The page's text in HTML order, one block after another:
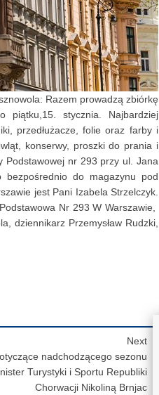
Razem prowadzą zbiórkę
stycznia. Najbardziej
przedłużacze, folie oraz farby i
konserwy, proszki do prania i
Podstawowej nr 293 przy ul. Jana
do magazynu pod
jest Pani Izabela Strzelczyk.
Nr 293 W Warszawie,
dziennikarz Przemysław Rudzki,
Next
nadchodzącego sezonu
Turystyki i Sportu Republiki
Chorwacji Nikoliną Brnjac